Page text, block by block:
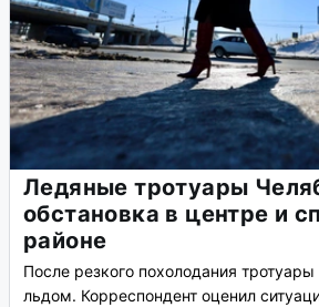
Ледяные тротуары
обстановка в центре и
районе
После резкого похолодания
льдом. Корреспондент оценил